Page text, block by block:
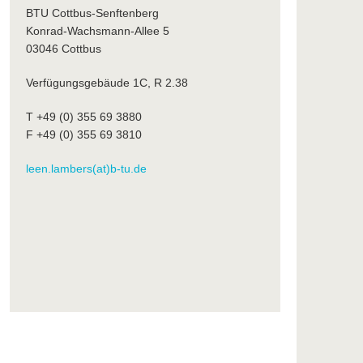
BTU Cottbus-Senftenberg
Konrad-Wachsmann-Allee 5
03046 Cottbus
Verfügungsgebäude 1C, R 2.38
T +49 (0) 355 69 3880
F +49 (0) 355 69 3810
leen.lambers(at)b-tu.de